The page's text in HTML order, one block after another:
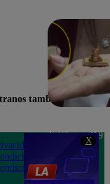
X
también en
Teléfono: 219
Av. San
Felipe 968
Jesús María